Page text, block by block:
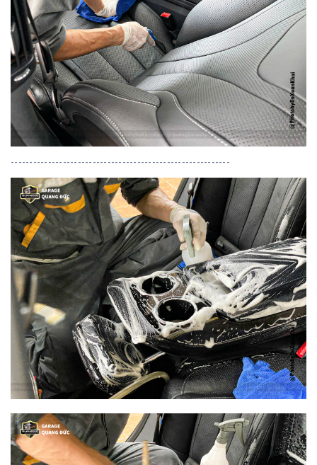
-----------------------------------------------------------